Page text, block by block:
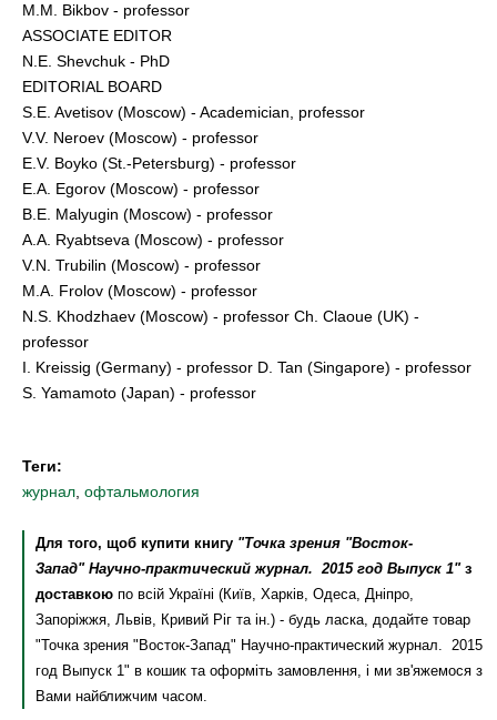
M.M. Bikbov - professor
ASSOCIATE EDITOR
N.E. Shevchuk - PhD
EDITORIAL BOARD
S.E. Avetisov (Moscow) - Academician, professor
V.V. Neroev (Moscow) - professor
E.V. Boyko (St.-Petersburg) - professor
E.A. Egorov (Moscow) - professor
B.E. Malyugin (Moscow) - professor
A.A. Ryabtseva (Moscow) - professor
V.N. Trubilin (Moscow) - professor
M.A. Frolov (Moscow) - professor
N.S. Khodzhaev (Moscow) - professor Ch. Claoue (UK) -
professor
I. Kreissig (Germany) - professor D. Tan (Singapore) - professor
S. Yamamoto (Japan) - professor
Теги:
журнал офтальмология
Для того, щоб купити книгу "Точка зрения "Восток-
Запад" Научно-практический журнал. 2015 год Выпуск 1"з
доставкою по всій Україні (Київ, Харків, Одеса, Дніпро,
Запоріжжя, Львів, Кривий Ріг та ін.) - будь ласка, додайте товар
"Точка зрения "Восток-Запад" Научно-практический журнал. 2015
год Выпуск 1" в кошик та оформіть замовлення, і ми зв'яжемося з
Вами найближчим часом.